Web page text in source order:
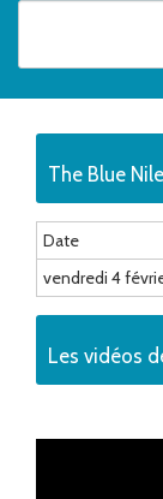
The Blue
Date
vendredi 4
Les vidéos